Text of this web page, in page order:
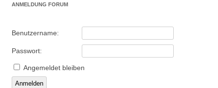
ANMELDUNG FORUM
Benutzername:
Passwort:
Angemeldet bleiben
Anmelden